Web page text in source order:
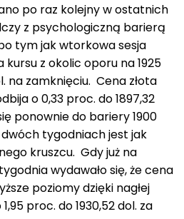
po raz kolejny w ostatnich
z psychologiczną barierą
tym jak wtorkowa sesja
z okolic oporu na 1925
na zamknięciu. Cena złota
o 0,33 proc. do 1897,32
ponownie do bariery 1900
tygodniach jest jak
kruszcu. Gdy już na
wydawało się, że cena
poziomy dzięki nagłej
proc. do 1930,52 dol. za